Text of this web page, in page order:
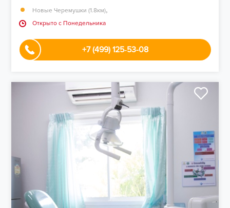
Новые Черемушки (1.8км),
Открыто c Понедельника
+7 (499) 125‑53-08